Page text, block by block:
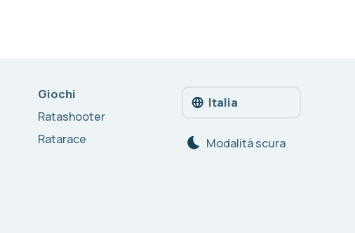
Giochi
Ratashooter
Ratarace
Italia
Modalità scura